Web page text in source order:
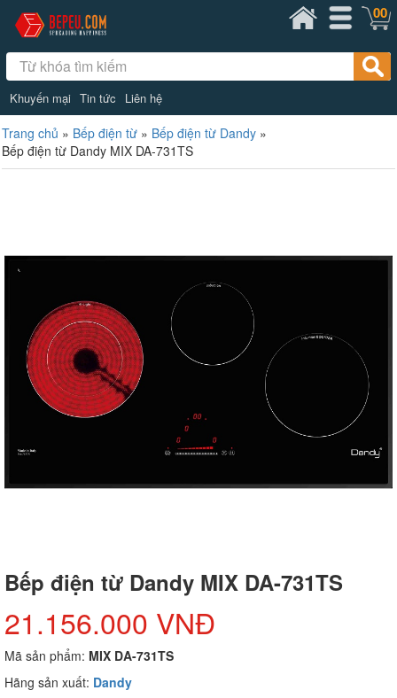
Khuyến mại Tin tức Liên hệ
00
Trang chủ » Bếp điện từ » Bếp điện từ Dandy »
Bếp điện từ Dandy MIX DA-731TS
Bếp điện từ Dandy MIX DA-731TS
21.156.000 VNĐ
Mã sản phẩm: MIX DA-731TS
Hãng sản xuất: Dandy